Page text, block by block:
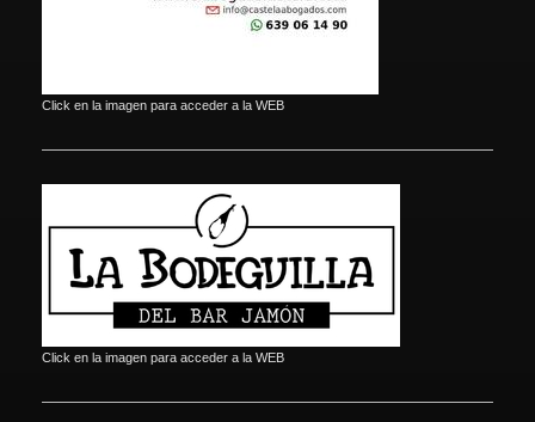
Click en la imagen para acceder a la WEB
Click en la imagen para acceder a la WEB